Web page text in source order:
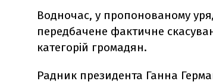
Водночас, у пропонованому
передбачене фактичне
категорій громадян.
Радник президента Ганна